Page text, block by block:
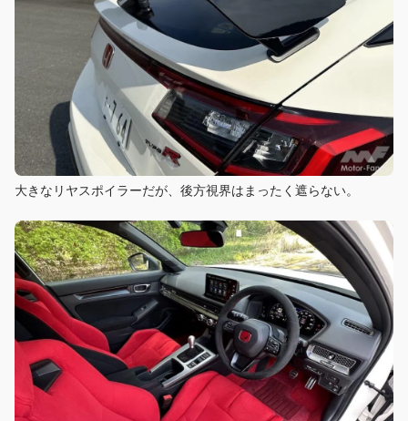
大きなリヤスポイラーだが、後方視界はまったく遮らない。